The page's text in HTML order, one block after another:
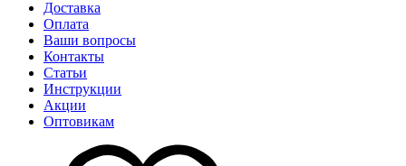
Доставка
Оплата
Ваши вопросы
Контакты
Статьи
Инструкции
Акции
Оптовикам